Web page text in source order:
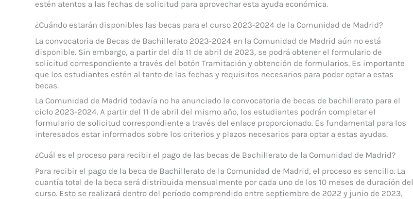
estén atentos a las fechas de solicitud para aprovechar esta ayuda económica.
¿Cuándo estarán disponibles las becas para el curso 2023-2024 de la Comunidad de Madrid?
La convocatoria de Becas de Bachillerato 2023-2024 en la Comunidad de Madrid aún no está
disponible. Sin embargo, a partir del día 11 de abril de 2023, se podrá obtener el formulario de
solicitud correspondiente a través del botón Tramitación y obtención de formularios. Es importante
que los estudiantes estén al tanto de las fechas y requisitos necesarios para poder optar a estas
becas.
La Comunidad de Madrid todavía no ha anunciado la convocatoria de becas de bachillerato para el
ciclo 2023-2024. A partir del 11 de abril del mismo año, los estudiantes podrán completar el
formulario de solicitud correspondiente a través del enlace proporcionado. Es fundamental para los
interesados estar informados sobre los criterios y plazos necesarios para optar a estas ayudas.
¿Cuál es el proceso para recibir el pago de las becas de Bachillerato de la Comunidad de Madrid?
Para recibir el pago de la beca de Bachillerato de la Comunidad de Madrid, el proceso es sencillo. La
cuantía total de la beca será distribuida mensualmente por cada uno de los 10 meses de duración del
curso. Esto se realizará dentro del período comprendido entre septiembre de 2022 y junio de 2023,